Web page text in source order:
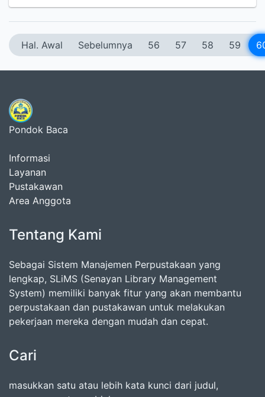
Hal. Awal Sebelumnya 56 57 58 59
Pondok Baca
Informasi
Layanan
Pustakawan
Area Anggota
Tentang Kami
Sebagai Sistem Manajemen Perpustakaan yang
lengkap, SLiMS (Senayan Library Management
System) memiliki banyak fitur yang akan membantu
perpustakaan dan pustakawan untuk melakukan
pekerjaan mereka dengan mudah dan cepat.
Cari
masukkan satu atau lebih kata kunci dari judul,